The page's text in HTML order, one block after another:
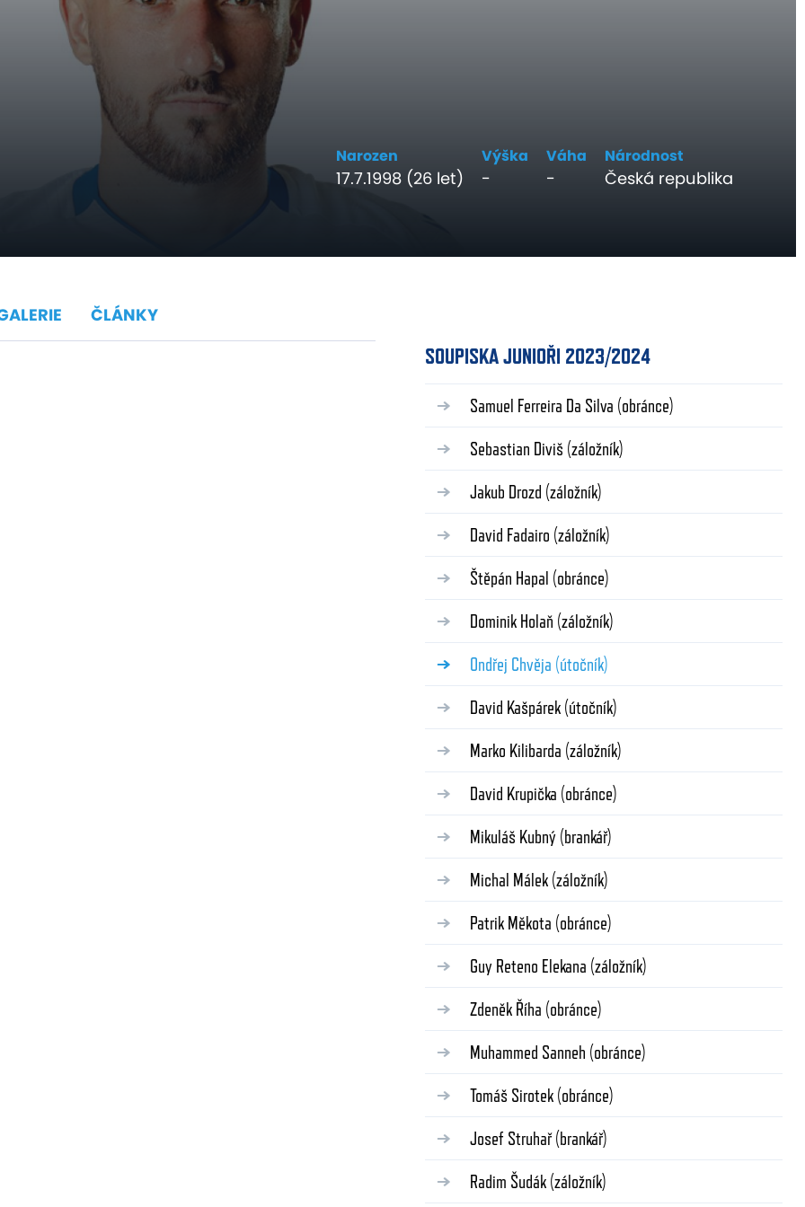
Narozen
17.7.1998 (26 let)
Výška
-
Váha
-
Národnost
Česká republika
ČLÁNKY
SOUPISKA JUNIOŘI 2023/2024
Samuel Ferreira Da Silva (obránce)
Sebastian Diviš (záložník)
Jakub Drozd (záložník)
David Fadairo (záložník)
Štěpán Hapal (obránce)
Dominik Holaň (záložník)
Ondřej Chvěja (útočník)
David Kašpárek (útočník)
Marko Kilibarda (záložník)
David Krupička (obránce)
Mikuláš Kubný (brankář)
Michal Málek (záložník)
Patrik Měkota (obránce)
Guy Reteno Elekana (záložník)
Zdeněk Říha (obránce)
Muhammed Sanneh (obránce)
Tomáš Sirotek (obránce)
Josef Struhař(brankář)
Radim Šudák (záložník)